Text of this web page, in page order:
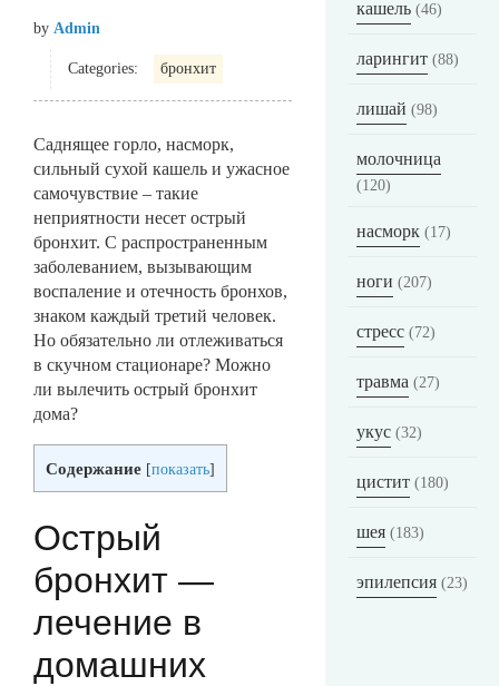
by Admin
Categories: бронхит
Саднящее горло, насморк,
сильный сухой кашель и ужасное
самочувствие – такие
неприятности несет острый
бронхит. С распространенным
заболеванием, вызывающим
воспаление и отечность бронхов,
знаком каждый третий человек.
Но обязательно ли отлеживаться
в скучном стационаре? Можно
ли вылечить острый бронхит
дома?
Содержание [показать]
Острый
бронхит —
лечение в
домашних
кашель (46)
ларингит (88)
лишай (98)
молочница
(120)
насморк (17)
ноги (207)
стресс (72)
травма (27)
укус (32)
цистит (180)
шея (183)
эпилепсия (23)